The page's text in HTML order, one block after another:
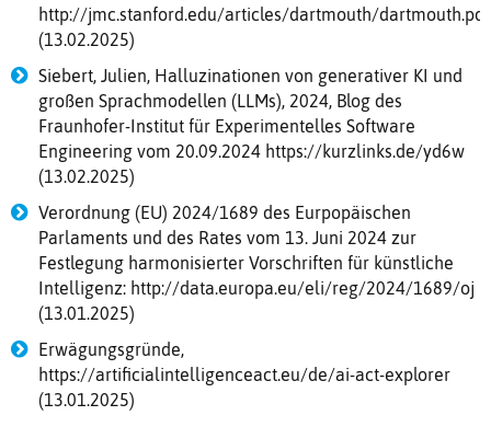
http://jmc.stanford.edu/articles/dartmouth/dartmouth.pdf
(13.02.2025)
Siebert, Julien, Halluzinationen von generativer KI und
großen Sprachmodellen (LLMs), 2024, Blog des
Fraunhofer-Institut für Experimentelles Software
Engineering vom 20.09.2024 https://kurzlinks.de/yd6w
(13.02.2025)
Verordnung (EU) 2024/1689 des Eurpopäischen
Parlaments und des Rates vom 13. Juni 2024 zur
Festlegung harmonisierter Vorschriften für künstliche
Intelligenz: http://data.europa.eu/eli/reg/2024/1689/oj
(13.01.2025)
Erwägungsgründe,
https://artificialintelligenceact.eu/de/ai-act-explorer
(13.01.2025)